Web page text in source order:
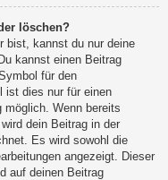
löschen?
bist, kannst du nur deine
kannst einen Beitrag
für den
ist dies nur für einen
möglich. Wenn bereits
dein Beitrag in der
Es wird sowohl die
angezeigt. Dieser
auf deinen Beitrag